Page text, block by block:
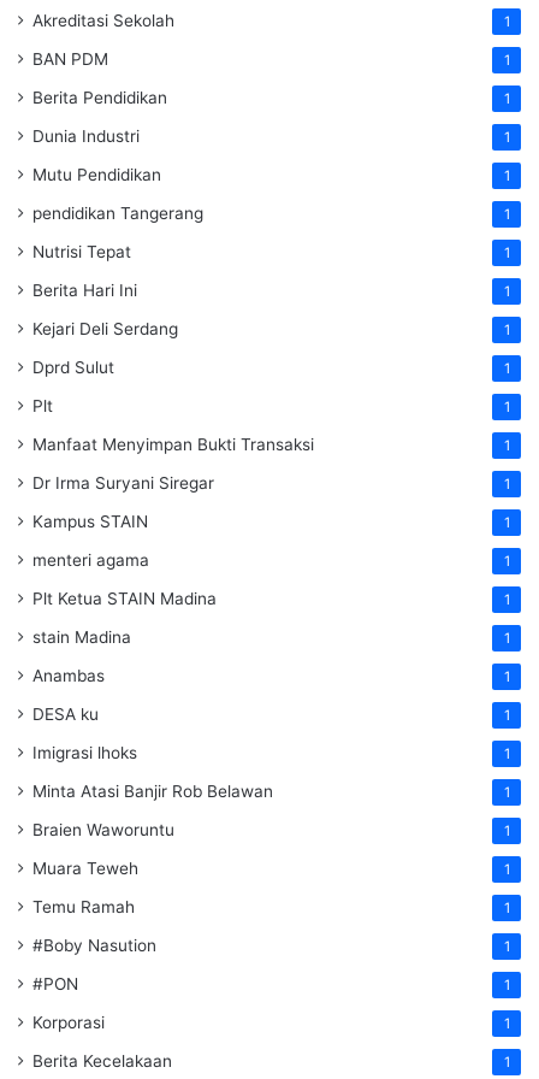
Akreditasi Sekolah 1
BAN PDM 1
Berita Pendidikan 1
Dunia Industri 1
Mutu Pendidikan 1
pendidikan Tangerang 1
Nutrisi Tepat 1
Berita Hari Ini 1
Kejari Deli Serdang 1
Dprd Sulut 1
Plt 1
Manfaat Menyimpan Bukti Transaksi 1
Dr Irma Suryani Siregar 1
Kampus STAIN 1
menteri agama 1
Plt Ketua STAIN Madina 1
stain Madina 1
Anambas 1
DESA ku 1
Imigrasi lhoks 1
Minta Atasi Banjir Rob Belawan 1
Braien Waworuntu 1
Muara Teweh 1
Temu Ramah 1
#Boby Nasution 1
#PON 1
Korporasi 1
Berita Kecelakaan 1